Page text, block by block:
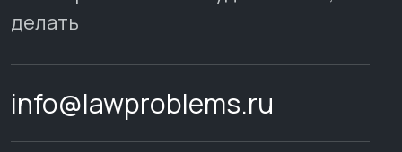
делать
info@lawproblems.ru